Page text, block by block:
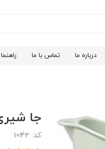
درباره ما تماس با ما راهنما
جا
کد: 1042